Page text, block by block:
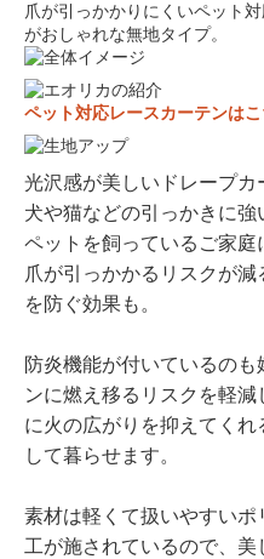
爪が引っかかりにくいペット
がおしゃれな無地タイプ。
ペット対応レースカーテン
光沢感が美しいドレープカ
犬や猫などの引っかきに強
ペットを飼っているご家庭
爪が引っかかるリスクが
を防ぐ効果も。
防炎機能が付いているの
ンに燃え移るリスクを軽
に火の広がりを抑えてく
して暮らせます。
素材は軽くて扱いやすい
工が施されているので、